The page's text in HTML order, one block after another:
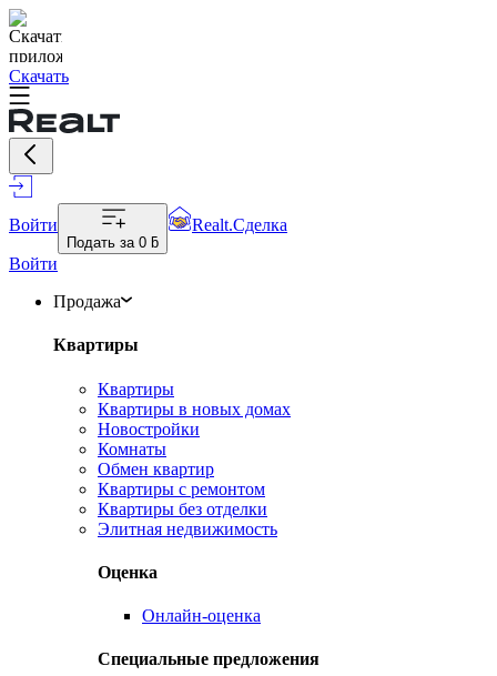
Скачать
Войти
Подать за 0 ƃ
Realt.Сделка
Войти
Продажа
Квартиры
Квартиры
Квартиры в новых домах
Новостройки
Комнаты
Обмен квартир
Квартиры с ремонтом
Квартиры без отделки
Элитная недвижимость
Оценка
Онлайн-оценка
Специальные предложения